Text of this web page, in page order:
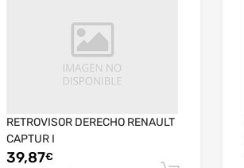
RETROVISOR DERECHO RENAULT
CAPTUR I
39,87€